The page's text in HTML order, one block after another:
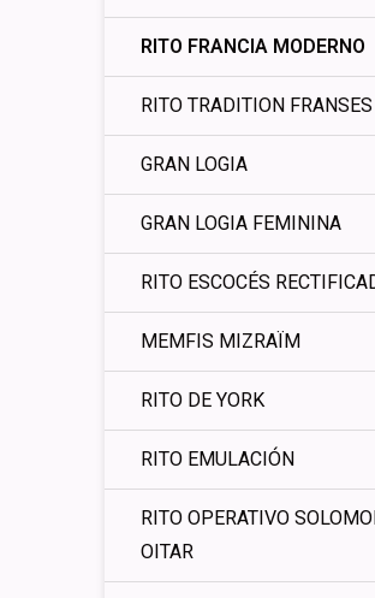
RITO FRANCIA MODERNO
RITO TRADITION FRANSES
GRAN LOGIA
GRAN LOGIA FEMININA
RITO ESCOCÉS
MEMFIS MIZRAÏM
RITO DE YORK
RITO EMULACIÓN
RITO OPERATIVO
OITAR